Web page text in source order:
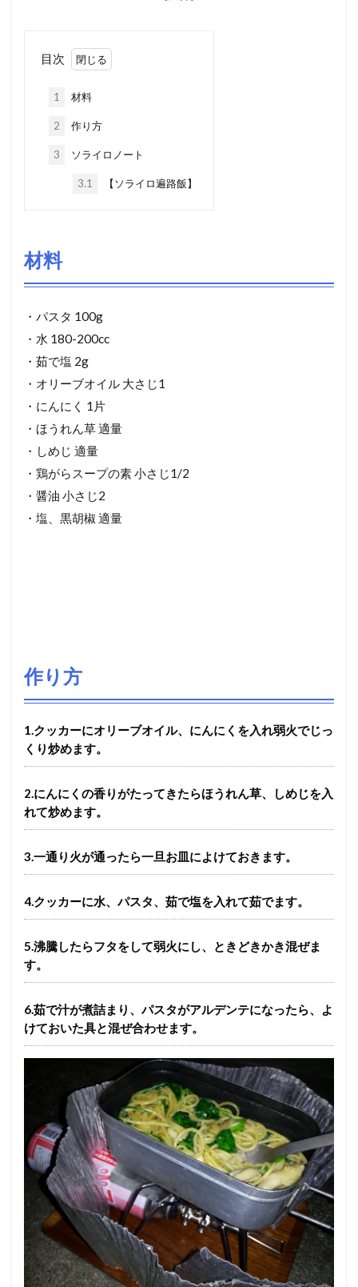
目次
1 材料
2 作り方
3 ソライロノート
3.1 【ソライロ遍路飯】
材料
・パスタ 100g
・水 180-200cc
・茹で塩 2g
・オリーブオイル 大さじ1
・にんにく 1片
・ほうれん草 適量
・しめじ 適量
・鶏がらスープの素 小さじ1/2
・醤油 小さじ2
・塩、黒胡椒 適量
作り方
1.クッカーにオリーブオイル、にんにくを入れ弱火でじっ
くり炒めます。
2.にんにくの香りがたってきたらほうれん草、しめじを入
れて炒めます。
3.一通り火が通ったら一旦お皿によけておきます。
4.クッカーに水、パスタ、茹で塩を入れて茹でます。
5.沸騰したらフタをして弱火にし、ときどきかき混ぜま
す。
6.茹で汁が煮詰まり、パスタがアルデンテになったら、よ
けておいた具と混ぜ合わせます。